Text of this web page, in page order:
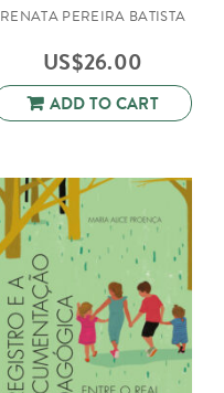
RENATA PEREIRA BATISTA
US$26.00
ADD TO CART